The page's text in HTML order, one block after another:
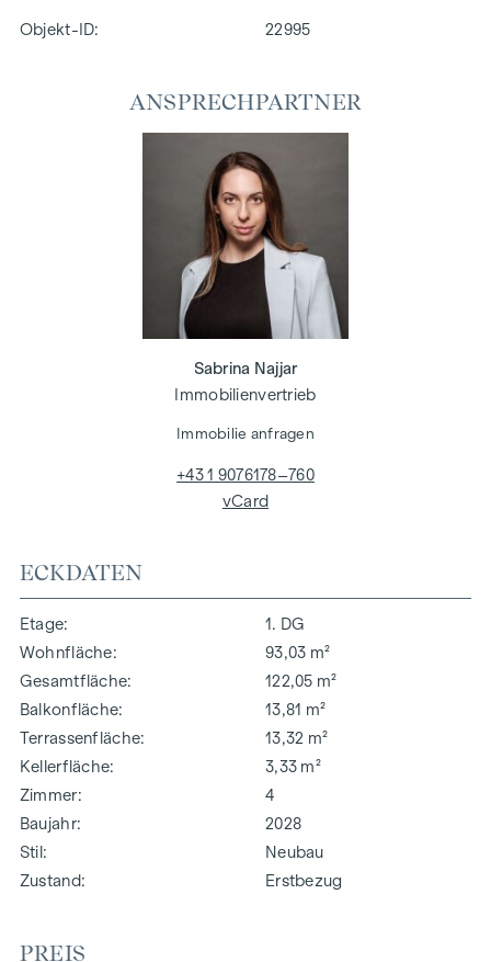
Objekt-ID: 22995
ECKDATEN
Etage
1. DG
Wohnfläche
93,03 m²
Gesamtfläche
122,05 m²
Balkonfläche
13,81 m²
Terrassenfläche
13,32 m²
Kellerfläche
3,33 m²
Zimmer
4
Baujahr
2028
Stil
Neubau
Zustand
Erstbezug
PREIS
ANSPRECHPARTNER
Sabrina Najjar
Immobilienvertrieb
Immobilie anfragen
+43 1 9076178–760
vCard